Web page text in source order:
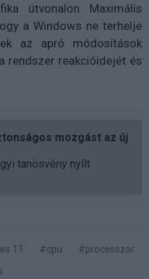
útvonalon Maximális
a Windows ne terhelje
az apró módosítások
rendszer reakcióidejét és
mozgást az új
tanösvény nyílt
11 #cpu
#processzor